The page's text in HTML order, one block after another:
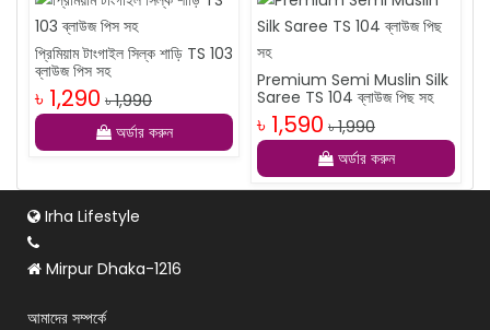
প্রিমিয়াম টাংগাইল সিল্ক শাড়ি TS 103
ব্লাউজ পিস সহ
৳ 1,290 ৳ 1,990
অর্ডার করুন
Premium Semi Muslin Silk
Saree TS 104 ব্লাউজ পিছ সহ
৳ 1,590 ৳ 1,990
অর্ডার করুন
Irha Lifestyle
Mirpur Dhaka-1216
আমাদের সম্পর্কে